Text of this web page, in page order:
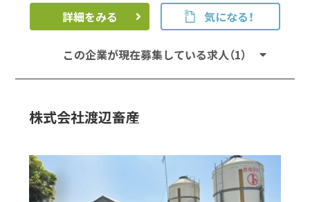
詳細をみる 気になる！
この企業が現在募集している求人（1）
株式会社渡辺畜産